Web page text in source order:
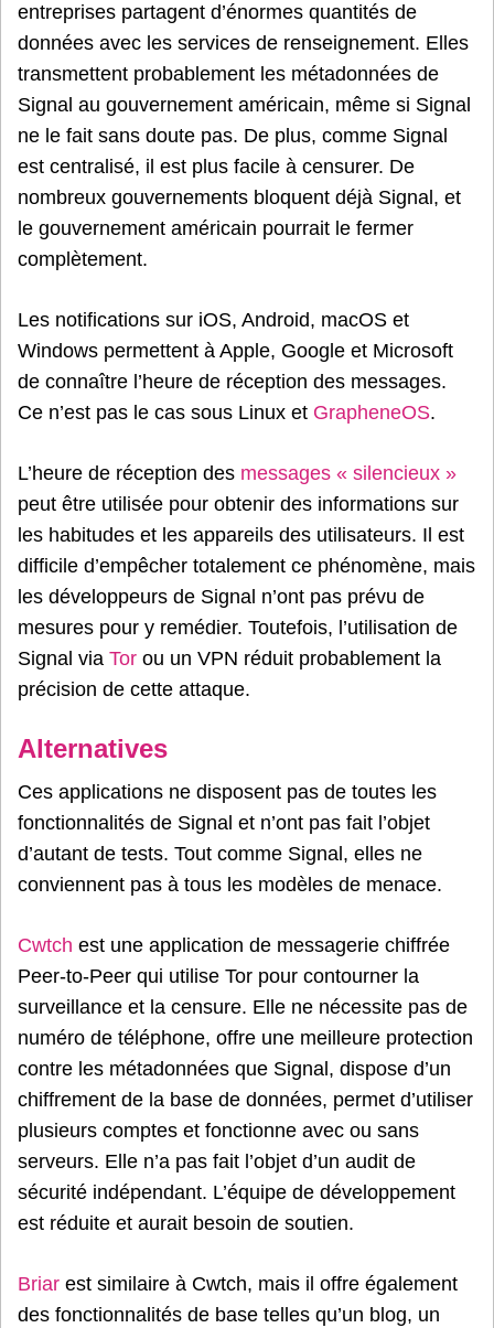
entreprises partagent d’énormes quantités de
données avec les services de renseignement. Elles
transmettent probablement les métadonnées de
Signal au gouvernement américain, même si Signal
ne le fait sans doute pas. De plus, comme Signal
est centralisé, il est plus facile à censurer. De
nombreux gouvernements bloquent déjà Signal, et
le gouvernement américain pourrait le fermer
complètement.
Les notifications sur iOS, Android, macOS et
Windows permettent à Apple, Google et Microsoft
de connaître l’heure de réception des messages.
Ce n’est pas le cas sous Linux et GrapheneOS.
L’heure de réception des messages « silencieux »
peut être utilisée pour obtenir des informations sur
les habitudes et les appareils des utilisateurs. Il est
difficile d’empêcher totalement ce phénomène, mais
les développeurs de Signal n’ont pas prévu de
mesures pour y remédier. Toutefois, l’utilisation de
Signal via Tor ou un VPN réduit probablement la
précision de cette attaque.
Alternatives
Ces applications ne disposent pas de toutes les
fonctionnalités de Signal et n’ont pas fait l’objet
d’autant de tests. Tout comme Signal, elles ne
conviennent pas à tous les modèles de menace.
Cwtch est une application de messagerie chiffrée
Peer-to-Peer qui utilise Tor pour contourner la
surveillance et la censure. Elle ne nécessite pas de
numéro de téléphone, offre une meilleure protection
contre les métadonnées que Signal, dispose d’un
chiffrement de la base de données, permet d’utiliser
plusieurs comptes et fonctionne avec ou sans
serveurs. Elle n’a pas fait l’objet d’un audit de
sécurité indépendant. L’équipe de développement
est réduite et aurait besoin de soutien.
Briar est similaire à Cwtch, mais il offre également
des fonctionnalités de base telles qu’un blog, un